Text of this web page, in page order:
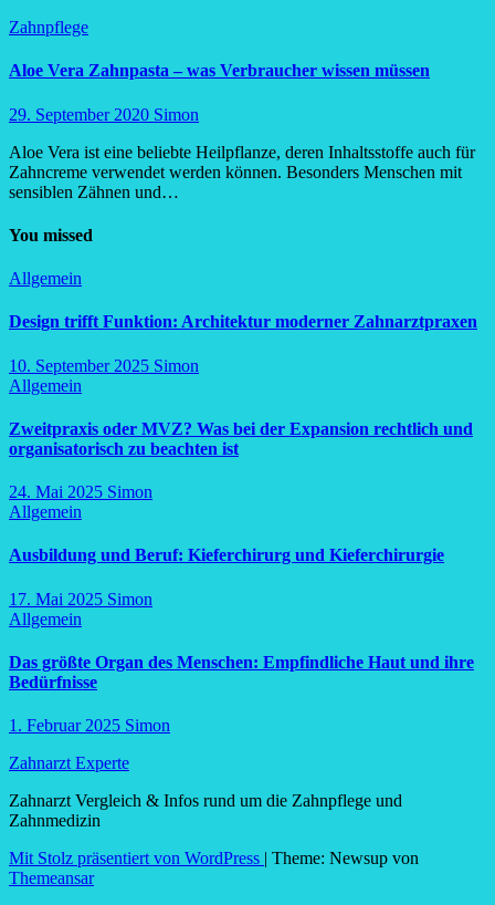
Zahnpflege
Aloe Vera Zahnpasta – was Verbraucher wissen müssen
29. September 2020 Simon
Aloe Vera ist eine beliebte Heilpflanze, deren Inhaltsstoffe auch für
Zahncreme verwendet werden können. Besonders Menschen mit
sensiblen Zähnen und…
You missed
Allgemein
Design trifft Funktion: Architektur moderner Zahnarztpraxen
10. September 2025 Simon
Allgemein
Zweitpraxis oder MVZ? Was bei der Expansion rechtlich und
organisatorisch zu beachten ist
24. Mai 2025 Simon
Allgemein
Ausbildung und Beruf: Kieferchirurg und Kieferchirurgie
17. Mai 2025 Simon
Allgemein
Das größte Organ des Menschen: Empfindliche Haut und ihre
Bedürfnisse
1. Februar 2025 Simon
Zahnarzt Experte
Zahnarzt Vergleich & Infos rund um die Zahnpflege und
Zahnmedizin
Mit Stolz präsentiert von WordPress | Theme: Newsup von
Themeansar